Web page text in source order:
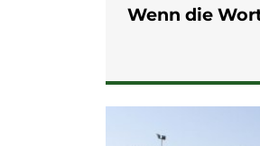
Wenn die